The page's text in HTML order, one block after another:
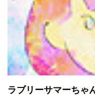
ラブリーサマーちゃ